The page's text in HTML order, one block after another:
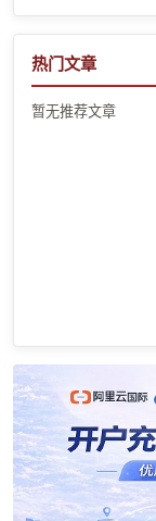
热门文章
暂无推荐文章